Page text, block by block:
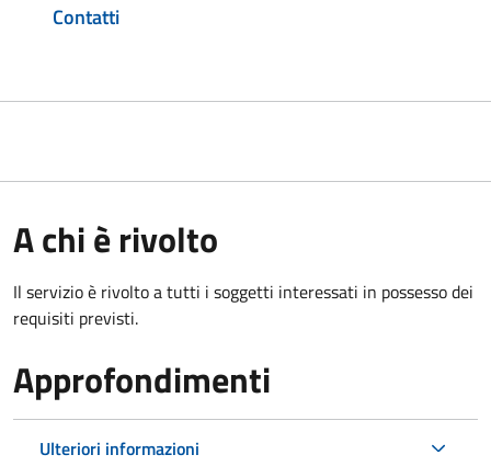
Contatti
A chi è rivolto
Il servizio è rivolto a tutti i soggetti interessati in possesso dei
requisiti previsti.
Approfondimenti
Ulteriori informazioni